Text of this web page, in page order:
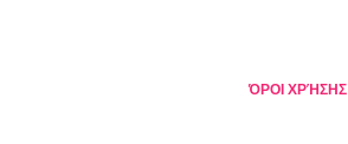
ΌΡΟΙ ΧΡΉΣΗΣ